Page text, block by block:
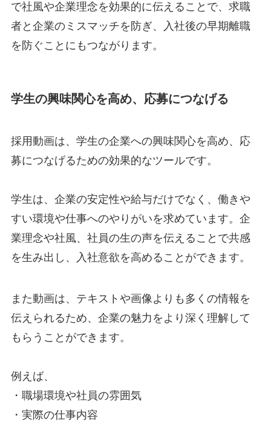
で社風や企業理念を効果的に伝えることで、求職
者と企業のミスマッチを防ぎ、入社後の早期離職
を防ぐことにもつながります。
学生の興味関心を高め、応募につなげる
採用動画は、学生の企業への興味関心を高め、応
募につなげるための効果的なツールです。
学生は、企業の安定性や給与だけでなく、働きや
すい環境や仕事へのやりがいを求めています。企
業理念や社風、社員の生の声を伝えることで共感
を生み出し、入社意欲を高めることができます。
また動画は、テキストや画像よりも多くの情報を
伝えられるため、企業の魅力をより深く理解して
もらうことができます。
例えば、
・職場環境や社員の雰囲気
・実際の仕事内容